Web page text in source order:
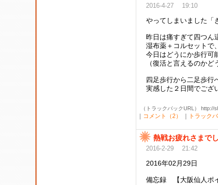
2016-4-27 19:10
やってしまいました「
昨日は痛すぎて四つん
湿布薬＋コルセットで
今日はどうにか歩行可
（復活と言えるのか
四足歩行から二足歩行
実感した２日間でござ
（トラックバックURL）
コメント（2） トラック
熱戦お疲れさまで
2016-2-29 21:42
2016年02月29日
備忘録 【大阪仙人